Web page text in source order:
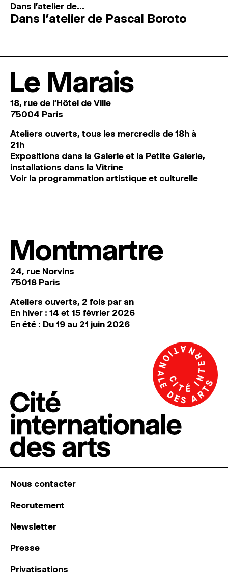
Dans l'atelier de...
Dans l’atelier de Pascal Boroto
Le Marais
18, rue de l'Hôtel de Ville
75004 Paris
Ateliers ouverts, tous les mercredis de 18h à
21h
Expositions dans la Galerie et la Petite Galerie,
installations dans la Vitrine
Voir la programmation artistique et culturelle
Montmartre
24, rue Norvins
75018 Paris
Ateliers ouverts, 2 fois par an
En hiver : 14 et 15 février 2026
En été : Du 19 au 21 juin 2026
Nous contacter
Recrutement
Newsletter
Presse
Privatisations